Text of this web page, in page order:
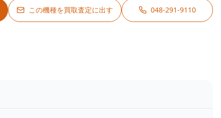
この機種を買取査定に出す 048-291-9110